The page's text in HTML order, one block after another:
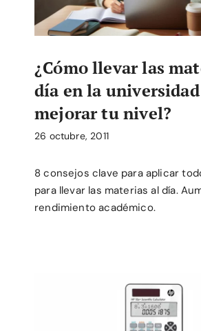
¿Cómo llevar las
día en la
mejorar tu nivel?
26 octubre, 2011
8 consejos clave para aplicar
para llevar las materias al día.
rendimiento académico.